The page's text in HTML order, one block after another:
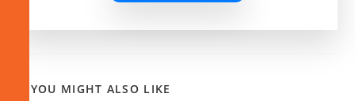
YOU MIGHT ALSO LIKE